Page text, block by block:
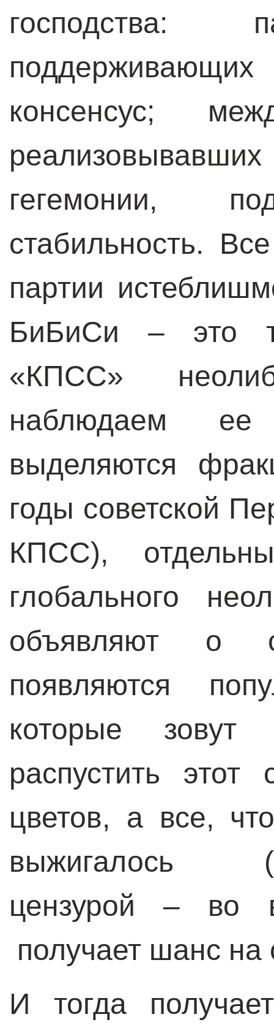
господства:
консенсус;
гегемонии,
стабильность.
партии
БиБиСи – это
«КПСС»
наблюдаем ее
выделяются
годы советской
КПСС),
глобального
объявляют о
появляются
которые зовут
распустить этот
цветов, а все,
выжигалось
цензурой – во
получает шанс
И тогда